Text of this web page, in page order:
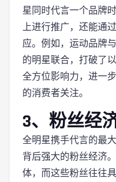
星同时代言一个品牌
上进行推广，还能通
应。例如，运动品牌
的明星联合，打破了
全方位影响力，进一
的消费者关注。
3、粉丝经
全明星携手代言的最
背后强大的粉丝经济
体，而这些粉丝往往